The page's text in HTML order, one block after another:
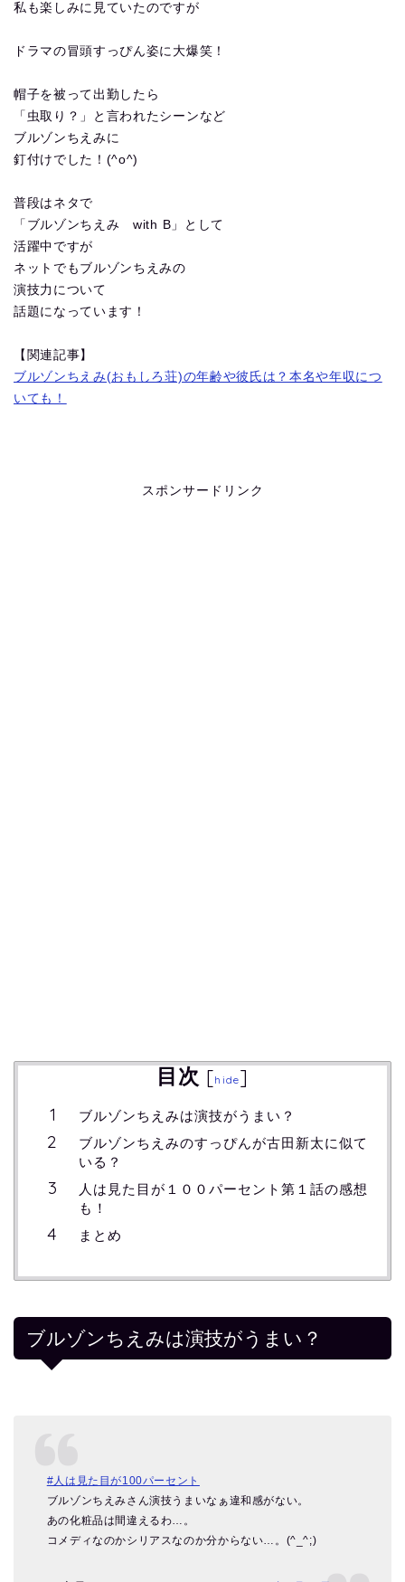
私も楽しみに見ていたのですが
ドラマの冒頭すっぴん姿に大爆笑！
帽子を被って出勤したら
「虫取り？」と言われたシーンなど
ブルゾンちえみに
釘付けでした！(^o^)
普段はネタで
「ブルゾンちえみ with B」として
活躍中ですが
ネットでもブルゾンちえみの
演技力について
話題になっています！
【関連記事】
ブルゾンちえみ(おもしろ荘)の年齢や彼氏は？本名や年収につ
いても！
スポンサードリンク
目次 [hide]
ブルゾンちえみは演技がうまい？
ブルゾンちえみのすっぴんが古田新太に似て
いる？
人は見た目が１００パーセント第１話の感想
も！
まとめ
ブルゾンちえみは演技がうまい？
#人は見た目が100パーセント
ブルゾンちえみさん演技うまいなぁ違和感がない。
あの化粧品は間違えるわ…。
コメディなのかシリアスなのか分からない…。(^_^;)